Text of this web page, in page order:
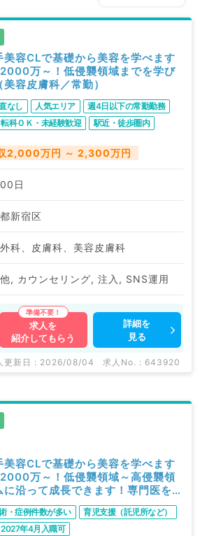
美容CLで基礎から美容を学べます
万～！低侵襲領域までを学び
容皮膚科／常勤）
なし 人気エリア
週4日以下の常勤勤務
転科ＯＫ・未経験歓迎 駅近・徒歩圏内
2,000万円 ～ 2,300万円
日
新宿区
科、皮膚科、美容皮膚科
, カウンセリング, 注入, SNS運用
求人を
紹介してもらう
詳細を
見る
更新日 : 2026/08/04 求人No. : 643920
美容CLで基礎から美容を学べます
万～！低侵襲領域～高侵襲領
沿って成長できます！専門医をお
からスタート可（美容外科／常
・症例件数が多い
育児支援（託児所など）
2027年4月入職可